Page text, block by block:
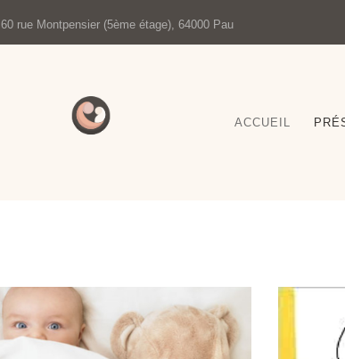
60 rue Montpensier (5ème étage), 64000 Pau
ACCUEIL